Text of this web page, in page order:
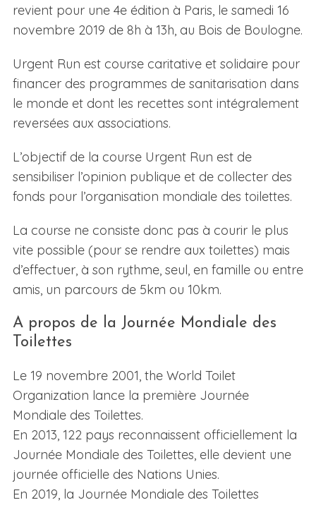
revient pour une 4e édition à Paris, le samedi 16
novembre 2019 de 8h à 13h, au Bois de Boulogne.
Urgent Run est course caritative et solidaire pour
financer des programmes de sanitarisation dans
le monde et dont les recettes sont intégralement
reversées aux associations.
L’objectif de la course Urgent Run est de
sensibiliser l’opinion publique et de collecter des
fonds pour l’organisation mondiale des toilettes.
La course ne consiste donc pas à courir le plus
vite possible (pour se rendre aux toilettes) mais
d’effectuer, à son rythme, seul, en famille ou entre
amis, un parcours de 5km ou 10km.
A propos de la Journée Mondiale des
Toilettes
Le 19 novembre 2001, the World Toilet
Organization lance la première Journée
Mondiale des Toilettes.
En 2013, 122 pays reconnaissent officiellement la
Journée Mondiale des Toilettes, elle devient une
journée officielle des Nations Unies.
En 2019, la Journée Mondiale des Toilettes